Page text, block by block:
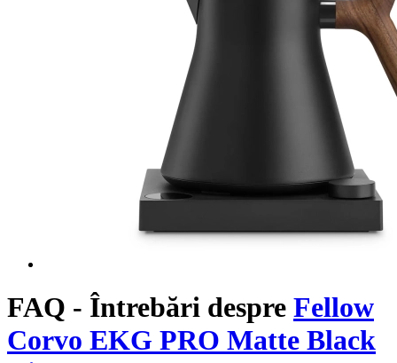
FAQ - Întrebări despre Fellow
Corvo EKG PRO Matte Black